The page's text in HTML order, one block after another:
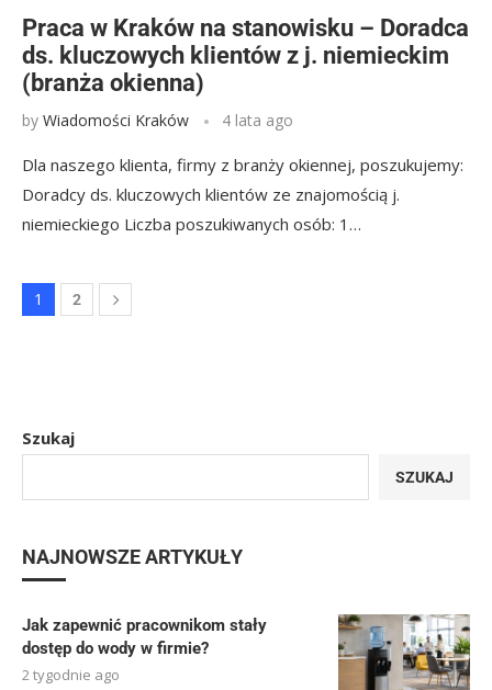
Praca w Kraków na stanowisku – Doradca
ds. kluczowych klientów z j. niemieckim
(branża okienna)
by Wiadomości Kraków 4 lata ago
Dla naszego klienta, firmy z branży okiennej, poszukujemy:
Doradcy ds. kluczowych klientów ze znajomością j.
niemieckiego Liczba poszukiwanych osób: 1…
1 2
Szukaj
SZUKAJ
NAJNOWSZE ARTYKUŁY
Jak zapewnić pracownikom stały
dostęp do wody w firmie?
2 tygodnie ago